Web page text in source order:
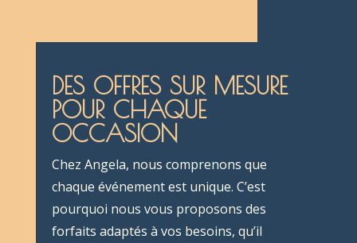
DES OFFRES SUR MESURE
POUR CHAQUE
OCCASION
Chez Angela, nous comprenons que
chaque événement est unique. C’est
pourquoi nous vous proposons des
forfaits adaptés à vos besoins, qu’il